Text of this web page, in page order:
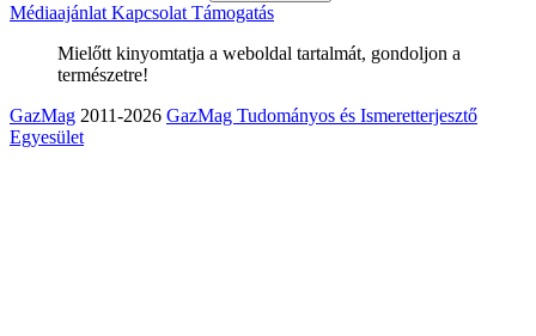
Médiaajánlat Kapcsolat Támogatás
Mielőtt kinyomtatja a weboldal tartalmát, gondoljon a
természetre!
GazMag 2011-2026 GazMag Tudományos és Ismeretterjesztő
Egyesület